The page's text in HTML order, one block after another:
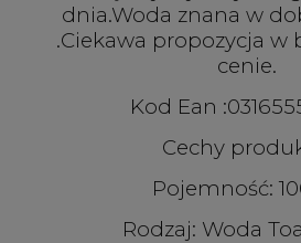
dnia.Woda znana w
.Ciekawa propozycja w
cenie.
Kod Ean
Cechy
Pojemność:
Rodzaj: Woda